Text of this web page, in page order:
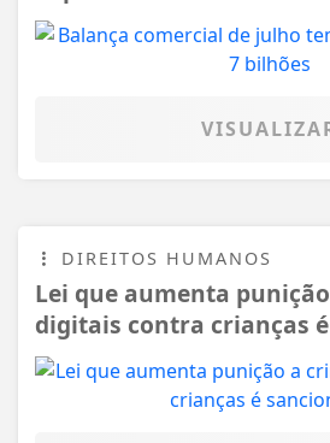
DIREITOS HUMANOS
Lei que aumenta
digitais contra crianças